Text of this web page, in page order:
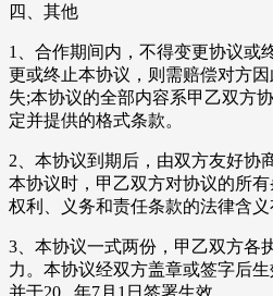
四、其他
1、合作期间内，不得变更协议或
更或终止本协议，则需赔偿对方
失;本协议的全部内容系甲乙双方
定并提供的格式条款。
2、本协议到期后，由双方友好协
本协议时，甲乙双方对协议的所
权利、义务和责任条款的法律含义
3、本协议一式两份，甲乙双方各
力。本协议经双方盖章或签字后